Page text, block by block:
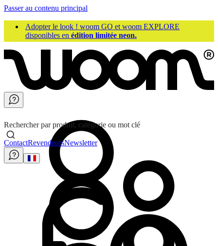
Passer au contenu principal
Adopter le look ! woom GO et woom EXPLORE
disponibles en édition limitée neon.
Rechercher par produit, catégorie ou mot clé
ContactRevendeursNewsletter